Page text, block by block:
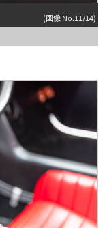
(画像 No.11/14)